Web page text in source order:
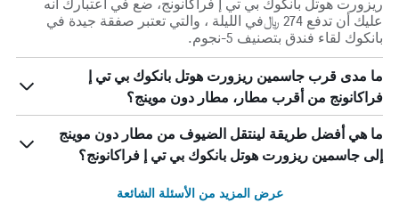
ريزورت هوتل بانكوك بي تي إ فراكانونج، ضع في اعتبارك أنه
عليك أن تدفع 274 ﷼في الليلة ، والتي تعتبر صفقة جيدة في
بانكوك لقاء فندق بتصنيف 5-نجوم.
ما مدى قرب جاسمين ريزورت هوتل بانكوك بي تي إ
فراكانونج من أقرب مطار، مطار دون موينج؟
ما هي أفضل طريقة لينتقل الضيوف من مطار دون موينج
إلى جاسمين ريزورت هوتل بانكوك بي تي إ فراكانونج؟
عرض المزيد من الأسئلة الشائعة